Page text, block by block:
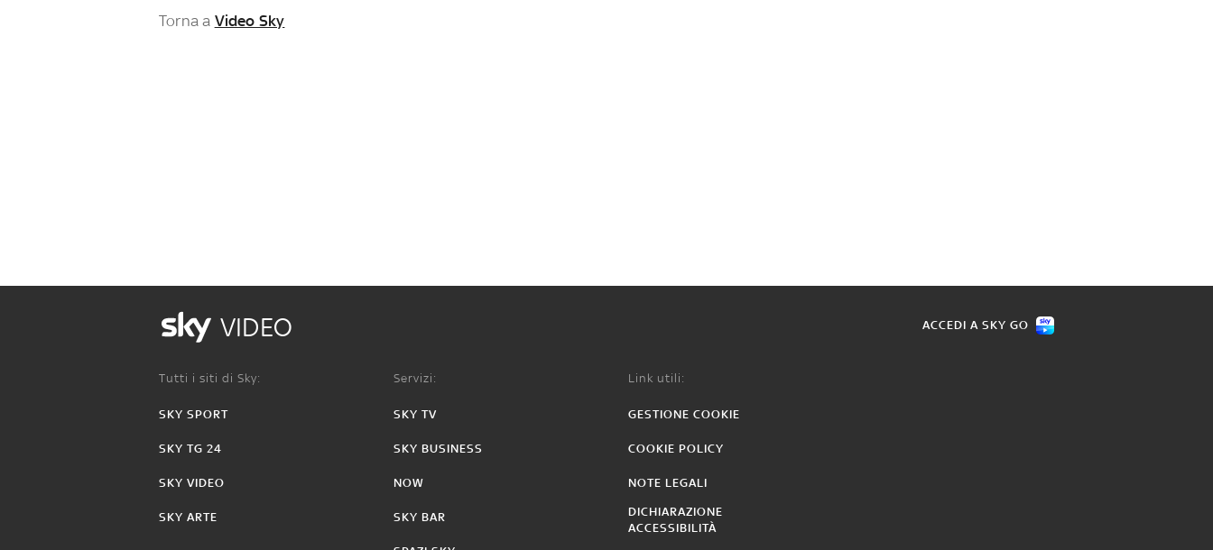
Torna a Video Sky
VIDEO ACCEDI A SKY GO
Tutti i siti di Sky:
SKY SPORT
SKY TG 24
SKY VIDEO
SKY ARTE
Servizi:
SKY TV
SKY BUSINESS
NOW
SKY BAR
Link utili:
GESTIONE COOKIE
COOKIE POLICY
NOTE LEGALI
DICHIARAZIONE
ACCESSIBILITÀ